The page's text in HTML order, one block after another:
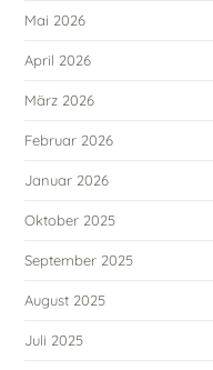
Mai 2026
April 2026
März 2026
Februar 2026
Januar 2026
Oktober 2025
September 2025
August 2025
Juli 2025